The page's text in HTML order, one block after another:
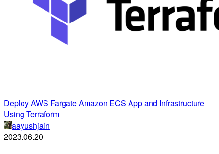
Deploy AWS Fargate Amazon ECS App and Infrastructure
Using Terraform
aayushjain
2023.06.20